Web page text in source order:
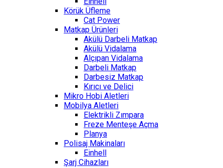
Körük Üfleme
Cat Power
Matkap Ürünleri
Akülü Darbeli Matkap
Akülü Vidalama
Alçıpan Vidalama
Darbeli Matkap
Darbesiz Matkap
Kırıcı ve Delici
Mikro Hobi Aletleri
Mobilya Aletleri
Elektrikli Zımpara
Freze Menteşe Açma
Planya
Polisaj Makinaları
Einhell
Şarj Cihazları